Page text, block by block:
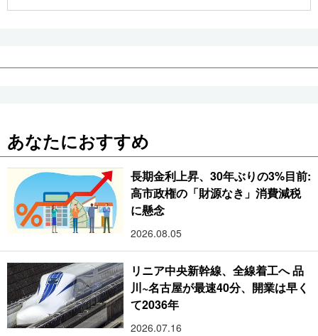
あなたにおすすめ
長期金利上昇、30年ぶりの3%目前:
高市政権の「財源なき」消費減税
に懸念
2026.08.05
リニア中央新幹線、全線着工へ 品
川~名古屋が最速40分、開業は早く
て2036年
2026.07.16